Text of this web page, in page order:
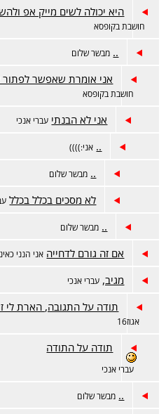
היא יכולה לשים מייק אפ
חושבת בקופסא
.. מבשר שלום
אני אומרת שאפשר
חושבת בקופסא
אני לא הבנתי עברי אנכי
.. אני:))))
.. מבשר שלום
לא מסכים בכלל בכלל
.. מבשר שלום
אם זה גורם לדחייה אני הנני
מגיב, עברי אנכי
תודה על התגובה, הארת לי
אגוז16
תודה על התודה
עברי אנכי
.. מבשר שלום